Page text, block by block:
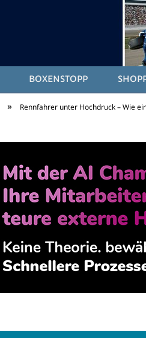
BOXENSTOPP
» Rennfahrer unter Hochdruck – Wie